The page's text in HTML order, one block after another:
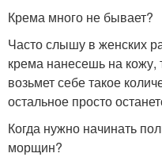
Крема много не бывает?
Часто слышу в женских
крема нанесешь на
возьмет себе такое
остальное просто
Когда нужно начинать
морщин?